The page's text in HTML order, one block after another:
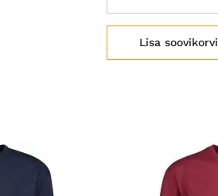
Lisa soovikorvi